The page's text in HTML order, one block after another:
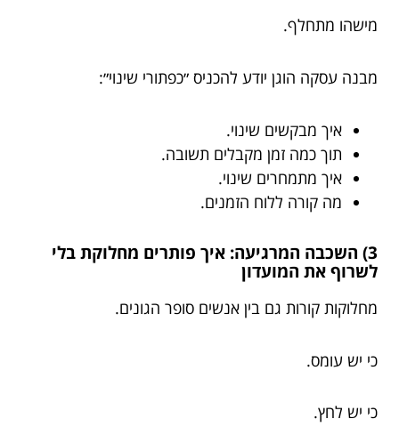
מישהו מתחלף.
מבנה עסקה הוגן יודע להכניס ״כפתורי שינוי״:
איך מבקשים שינוי.
תוך כמה זמן מקבלים תשובה.
איך מתמחרים שינוי.
מה קורה ללוח הזמנים.
3) השכבה המרגיעה: איך פותרים מחלוקת בלי
לשרוף את המועדון
מחלוקות קורות גם בין אנשים סופר הגונים.
כי יש עומס.
כי יש לחץ.